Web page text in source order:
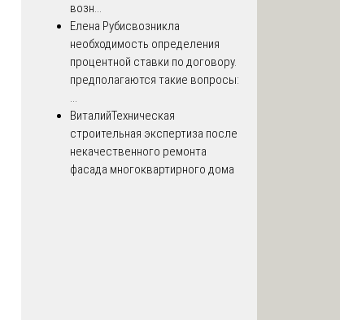
возн...
Елена Рубисвозникла
необходимость определения
процентной ставки по договору.
предполагаются такие вопросы:
...
ВиталийТехническая
строительная экспертиза после
некачественного ремонта
фасада многоквартирного дома